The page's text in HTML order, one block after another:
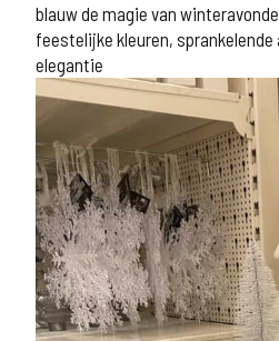
blauw de magie van
feestelijke kleuren,
elegantie